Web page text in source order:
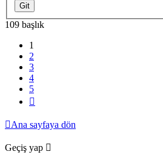
109 başlık
1
2
3
4
5
Ana sayfaya dön
Geçiş yap